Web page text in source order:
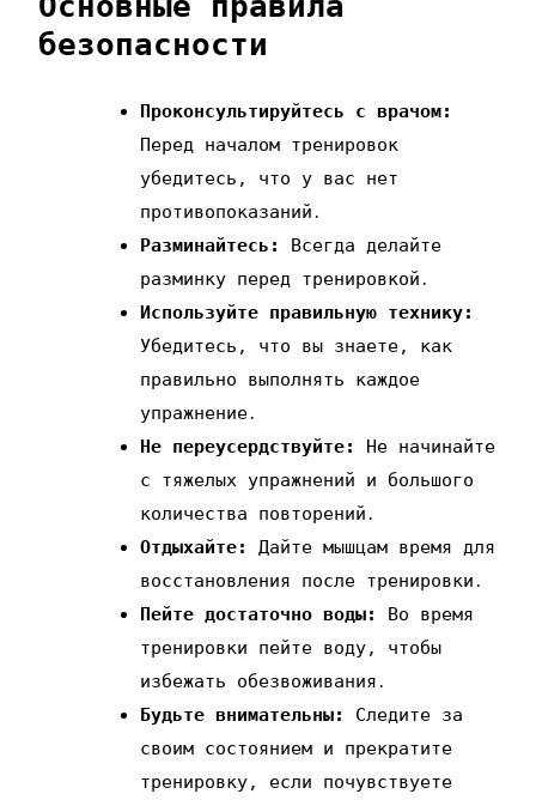
безопасности
Проконсультируйтесь с врачом:
Перед началом тренировок
убедитесь‚ что у вас нет
противопоказаний․
Разминайтесь:
Всегда делайте
разминку перед тренировкой․
Используйте правильную технику:
Убедитесь‚ что вы знаете‚ как
правильно выполнять каждое
упражнение․
Не переусердствуйте:
Не начинайте
с тяжелых упражнений и большого
количества повторений․
Отдыхайте:
Дайте мышцам время для
восстановления после тренировки․
Пейте достаточно воды:
Во время
тренировки пейте воду‚ чтобы
избежать обезвоживания․
Будьте внимательны:
Следите за
своим состоянием и прекратите
тренировку‚ если почувствуете